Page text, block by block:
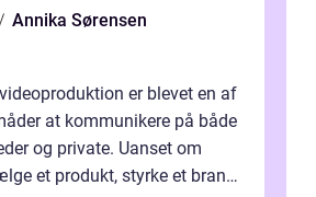
Annika Sørensen
er blevet en af
at kommunikere på både
og private. Uanset om
et produkt, styrke et brand,